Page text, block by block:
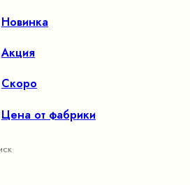
Новинка
Акция
Скоро
Цена от фабрики